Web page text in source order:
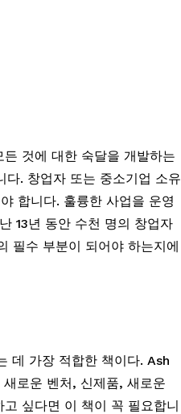
것에 대한 숙달을 개발하는
. 창업자 또는 중소기업 소유
합니다. 훌륭한 사업을 운영
13년 동안 수천 명의 창업자
필수 부분이 되어야 하는지에
데 가장 적합한 책이다. Ash
로운 벤처, 신제품, 새로운
싶다면 이 책이 꼭 필요합니